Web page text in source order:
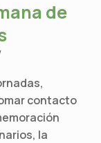
de
contacto
la